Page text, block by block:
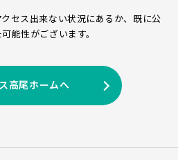
セス出来ない状況にあるか、既に公
能性がございます。
高尾ホームへ